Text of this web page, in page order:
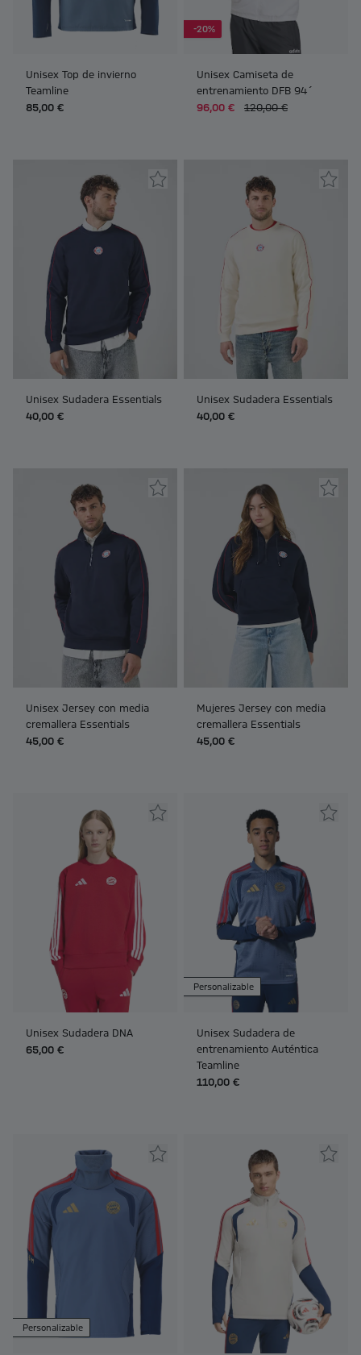
Unisex Top de invierno
Teamline
85,00 €
-20%
Unisex Camiseta de
entrenamiento DFB 94´
96,00 €
120,00 €
Unisex Sudadera Essentials
40,00 €
Unisex Sudadera Essentials
40,00 €
Unisex Jersey con media
cremallera Essentials
45,00 €
Mujeres Jersey con media
cremallera Essentials
45,00 €
Unisex Sudadera DNA
65,00 €
Personalizable
Unisex Sudadera de
entrenamiento Auténtica
Teamline
110,00 €
Personalizable